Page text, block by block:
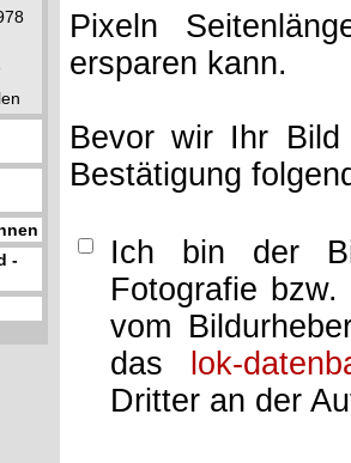
-
Pixeln
ersparen kann.
Bevor wir Ihr
Bestätigung
Ich bin der
Fotografie
vom
das
lok-
Dritter an der